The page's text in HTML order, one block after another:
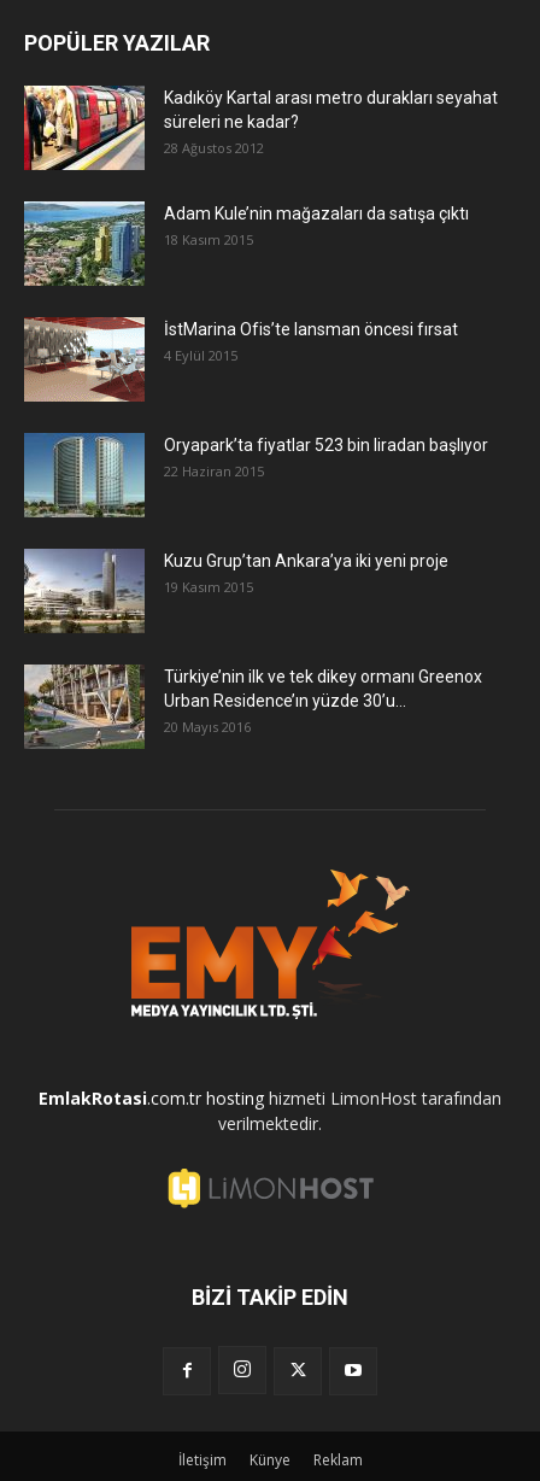
POPÜLER YAZILAR
Kadıköy Kartal arası metro durakları seyahat
süreleri ne kadar?
28 Ağustos 2012
Adam Kule’nin mağazaları da satışa çıktı
18 Kasım 2015
İstMarina Ofis’te lansman öncesi fırsat
4 Eylül 2015
Oryapark’ta fiyatlar 523 bin liradan başlıyor
22 Haziran 2015
​Kuzu Grup’tan Ankara’ya iki yeni proje
19 Kasım 2015
Türkiye’nin ilk ve tek dikey ormanı Greenox
Urban Residence’ın yüzde 30’u...
20 Mayıs 2016
EmlakRotasi.com.tr hosting hizmeti LimonHost tarafından
verilmektedir.
BİZİ TAKİP EDİN
İletişim Künye Reklam